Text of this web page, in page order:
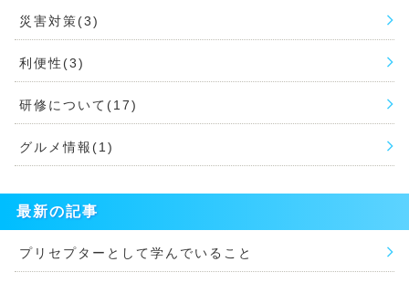
災害対策(3)
利便性(3)
研修について(17)
グルメ情報(1)
最新の記事
プリセプターとして学んでいること